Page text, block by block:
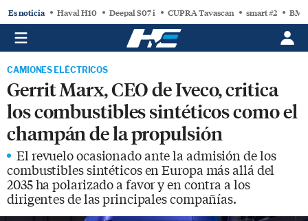
Es noticia Haval H10 Deepal S07 i CUPRA Tavascan smart #2
CAMIONES ELÉCTRICOS
Gerrit Marx, CEO de Iveco, critica
los combustibles sintéticos como el
champán de la propulsión
El revuelo ocasionado ante la admisión de los
combustibles sintéticos en Europa más allá del
2035 ha polarizado a favor y en contra a los
dirigentes de las principales compañías.